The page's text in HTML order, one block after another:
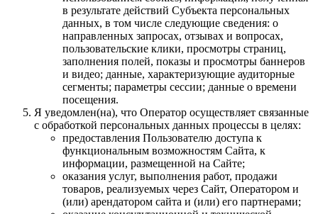
в результате действий Субъекта персональных
данных, в том числе следующие сведения: о
направленных запросах, отзывах и вопросах,
пользовательские клики, просмотры страниц,
заполнения полей, показы и просмотры баннеров
и видео; данные, характеризующие аудиторные
сегменты; параметры сессии; данные о времени
посещения.
Я уведомлен(на), что Оператор осуществляет связанные
с обработкой персональных данных процессы в целях:
предоставления Пользователю доступа к
функциональным возможностям Сайта, к
информации, размещенной на Сайте;
оказания услуг, выполнения работ, продажи
товаров, реализуемых через Сайт, Оператором и
(или) арендатором сайта и (или) его партнерами;